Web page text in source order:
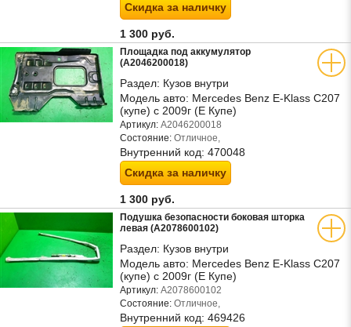
Скидка за наличку
1 300 руб.
Площадка под аккумулятор
(A2046200018)
Раздел: Кузов внутри
Модель авто: Mercedes Benz E-Klass C207
(купе) с 2009г (Е Купе)
Артикул: A2046200018
Состояние: Отличное,
Внутренний код: 470048
Скидка за наличку
1 300 руб.
Подушка безопасности боковая шторка
левая (A2078600102)
Раздел: Кузов внутри
Модель авто: Mercedes Benz E-Klass C207
(купе) с 2009г (Е Купе)
Артикул: A2078600102
Состояние: Отличное,
Внутренний код: 469426